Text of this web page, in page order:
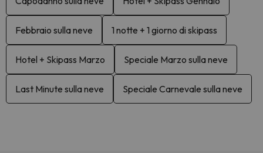
Febbraio sulla neve 1 notte + 1 giorno di skipass
Hotel + Skipass Marzo Speciale Marzo sulla neve
Last Minute sulla neve Speciale Carnevale sulla neve